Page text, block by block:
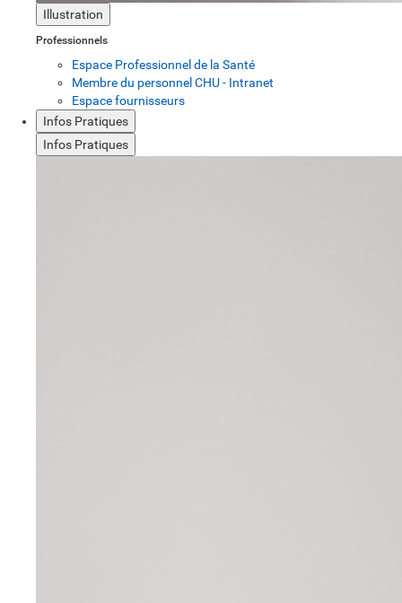
Illustration
Professionnels
Espace Professionnel de la Santé
Membre du personnel CHU - Intranet
Espace fournisseurs
Infos Pratiques
Infos Pratiques